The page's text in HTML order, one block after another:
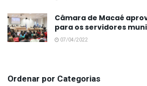
Câmara de Macaé
para os servidores
07/04/2022
Ordenar por Categorias